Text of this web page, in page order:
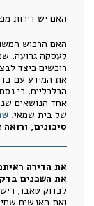
האם יש דירות
האם הרכוש
לעסקה גרועה.
רוכשים כיצד
את המידע עם
הכלכליים. כי
אחד הנושאים
של בית שמאי.
סיכונים,
את הדירה
את השכנים
לבדוק טאבו,
ואת האנשים